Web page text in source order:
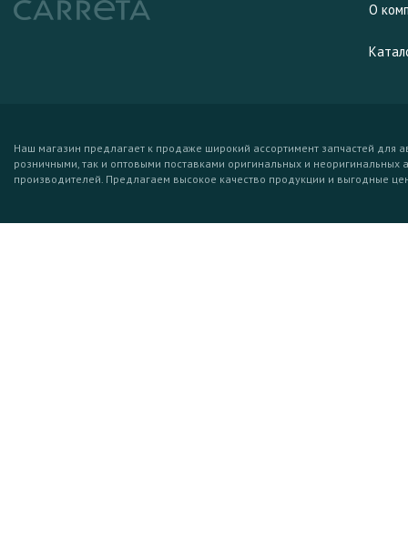
О
Наш магазин предлагает к продаже широкий ассортимент запчастей для
розничными, так и оптовыми поставками оригинальных и неоригинальных
производителей. Предлагаем высокое качество продукции и выгодные